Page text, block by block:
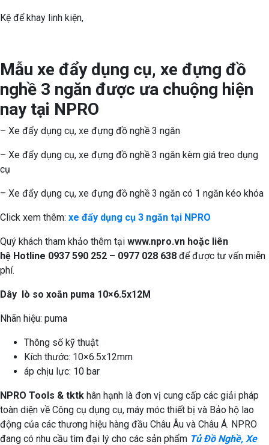
Kệ để khay linh kiện,
Mẫu xe đẩy dụng cụ, xe đựng đồ
nghề 3 ngăn được ưa chuộng hiện
nay tại NPRO
– Xe đẩy dụng cụ, xe đựng đồ nghề 3 ngăn
– Xe đẩy dụng cụ, xe đựng đồ nghề 3 ngăn kèm giá treo dụng
cụ
– Xe đẩy dụng cụ, xe đựng đồ nghề 3 ngăn có 1 ngăn kéo khóa
Click xem thêm: xe đẩy dụng cụ 3 ngăn tại NPRO
Quý khách tham khảo thêm tại www.npro.vn hoặc liên
hệ Hotline 0937 590 252 – 0977 028 638 để được tư vấn miễn
phí.
Dây lò so xoắn puma 10×6.5x12M
Nhãn hiệu: puma
Thông số kỹ thuật
Kích thước: 10×6.5x12mm
áp chịu lực: 10 bar
NPRO Tools & tktk hân hạnh là đơn vị cung cấp các giải pháp
toàn diện về Công cụ dụng cụ, máy móc thiết bị và Bảo hộ lao
động của các thương hiệu hàng đầu Châu Âu và Châu Á. NPRO
đang có nhu cầu tìm đại lý cho các sản phẩm Tủ Đồ Nghề, Xe